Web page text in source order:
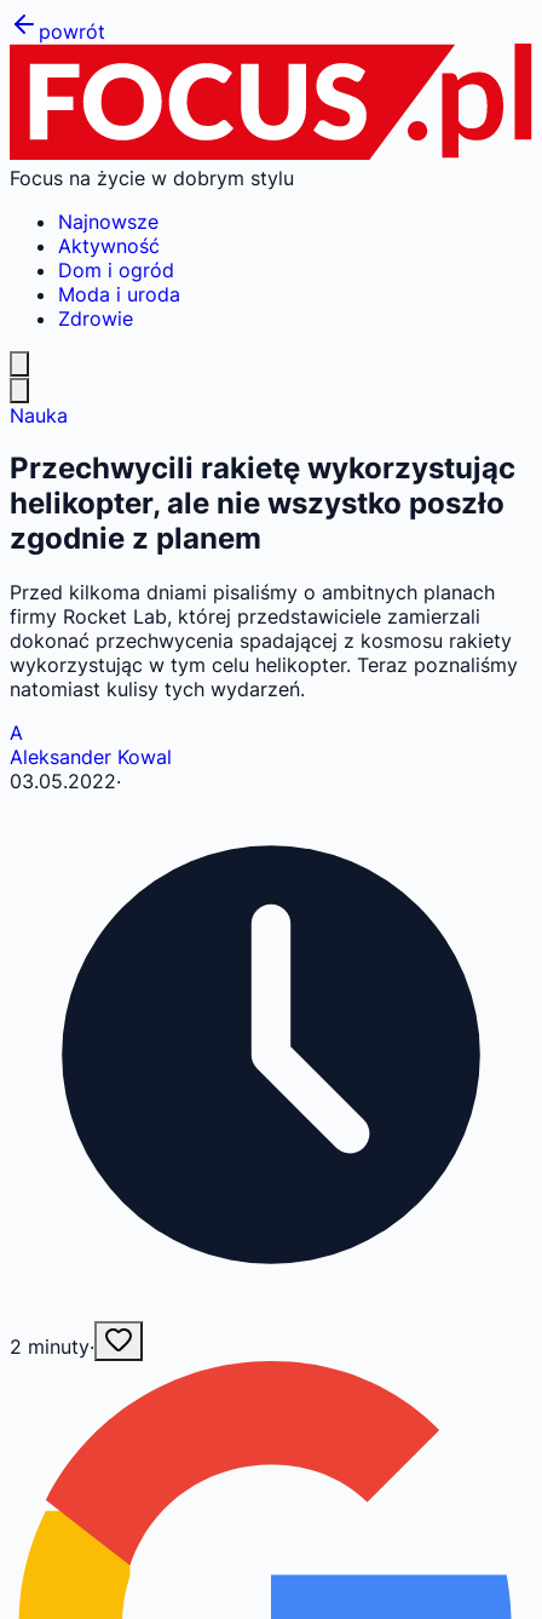
powrót
Focus na życie w dobrym stylu
Najnowsze
Aktywność
Dom i ogród
Moda i uroda
Zdrowie
Nauka
Przechwycili rakietę wykorzystując
helikopter, ale nie wszystko poszło
zgodnie z planem
Przed kilkoma dniami pisaliśmy o ambitnych planach
firmy Rocket Lab, której przedstawiciele zamierzali
dokonać przechwycenia spadającej z kosmosu rakiety
wykorzystując w tym celu helikopter. Teraz poznaliśmy
natomiast kulisy tych wydarzeń.
A
Aleksander Kowal
03.05.2022·
2 minuty·